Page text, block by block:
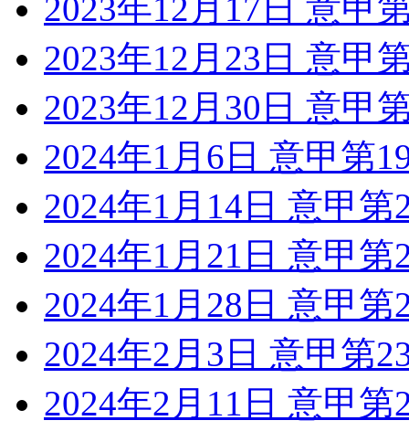
2023年12月17日 意甲
2023年12月23日 意甲
2023年12月30日 意甲
2024年1月6日 意甲第
2024年1月14日 意甲
2024年1月21日 意甲
2024年1月28日 意甲
2024年2月3日 意甲第
2024年2月11日 意甲